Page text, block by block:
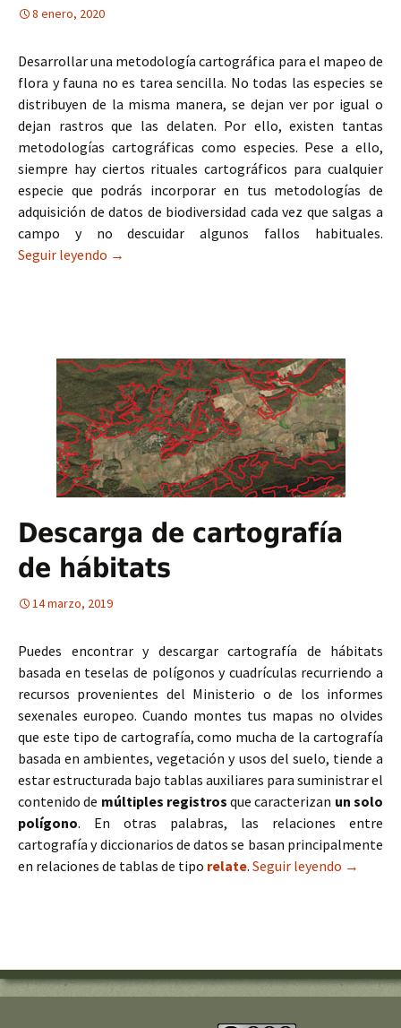
8 enero, 2020
Desarrollar una metodología cartográfica para el mapeo de
flora y fauna no es tarea sencilla. No todas las especies se
distribuyen de la misma manera, se dejan ver por igual o
dejan rastros que las delaten. Por ello, existen tantas
metodologías cartográficas como especies. Pese a ello,
siempre hay ciertos rituales cartográficos para cualquier
especie que podrás incorporar en tus metodologías de
adquisición de datos de biodiversidad cada vez que salgas a
campo y no descuidar algunos fallos habituales.
Seguir leyendo Metodología cartográfica para el mapeo de
→
Descarga de cartografía
de hábitats
14 marzo, 2019
Puedes encontrar y descargar cartografía de hábitats
basada en teselas de polígonos y cuadrículas recurriendo a
recursos provenientes del Ministerio o de los informes
sexenales europeo. Cuando montes tus mapas no olvides
que este tipo de cartografía, como mucha de la cartografía
basada en ambientes, vegetación y usos del suelo, tiende a
estar estructurada bajo tablas auxiliares para suministrar el
contenido de múltiples registros que caracterizan un solo
polígono. En otras palabras, las relaciones entre
cartografía y diccionarios de datos se basan principalmente
en relaciones de tablas de tipo relate. Seguir leyendo →